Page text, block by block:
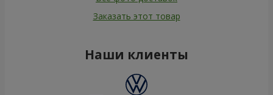
Заказать этот товар
Наши клиенты